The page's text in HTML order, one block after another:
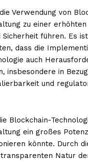
Verwendung von
zu einer erhöhten
führen. Es
dass die
auch
insbesondere in
und
Blockchain-
ein großes
könnte. Durch
Natur